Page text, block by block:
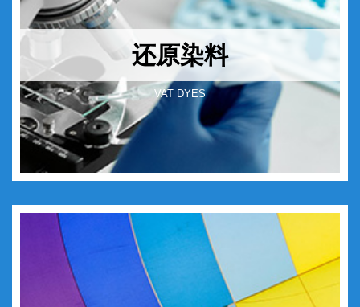
还原染料
VAT DYES